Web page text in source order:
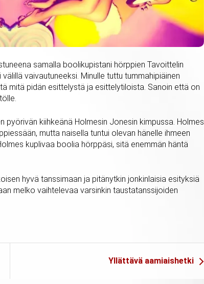
samalla boolikupistani hörppien Tavoittelin
vaivautuneeksi. Minulle tuttu tummahipiäinen
mitä pidän esittelystä ja esittelytiloista. Sanoin että on
pyörivän kiihkeänä Holmesin Jonesin kimpussa. Holmes
mutta naisella tuntui olevan hänelle ihmeen
kuplivaa boolia hörppäsi, sitä enemmän häntä
hyvä tanssimaan ja pitänytkin jonkinlaisia esityksiä
melko vaihtelevaa varsinkin taustatanssijoiden
Yllättävä aamiaishetki